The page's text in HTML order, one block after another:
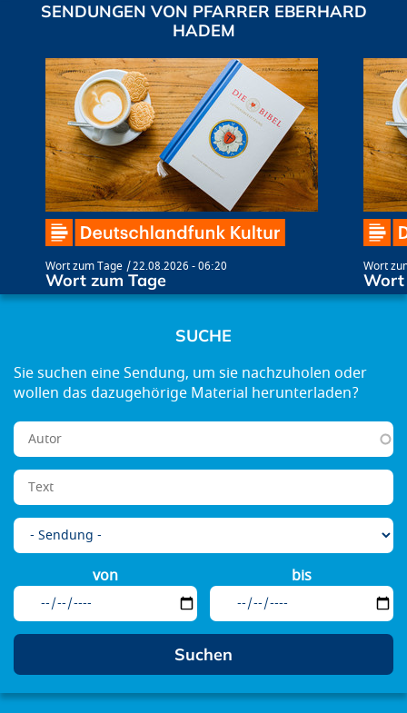
SENDUNGEN VON PFARRER EBERHARD
HADEM
Wort zum Tage 22.08.2026 - 06:20
Wort zum Tage
Wort
Wort
SUCHE
von bis